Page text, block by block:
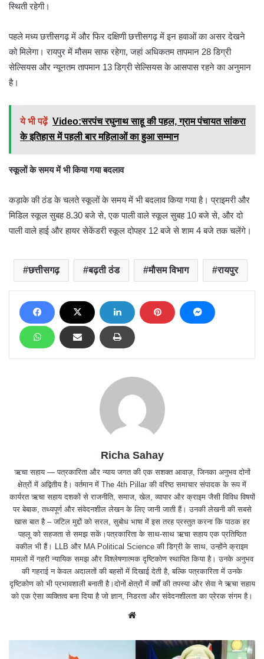
स्थिती रहेगी।
पहले मध्य छत्तीसगढ़ में और फिर दक्षिणी छत्तीसगढ़ में इन हवाओं का असर देखने
को मिलेगा। रायपुर में मौसम साफ रहेगा, जहां अधिकतम तापमान 28 डिग्री
सेल्सियस और न्यूनतम तापमान 13 डिग्री सेल्सियस के आसपास रहने का अनुमान
है।
ये भी पढ़ें Video:सरपंच रघुनाथ साहू की पहल, ग्राम पंचायत सांकरा
के इतिहास में पहली बार महिलाओं का हुआ सम्मान
स्कूलों के समय में भी किया गया बदलाव
कड़ाके की ठंड के चलते स्कूलों के समय में भी बदलाव किया गया है। प्राइमरी और
मिडिल स्कूल सुबह 8.30 बजे से, एक पाली वाले स्कूल सुबह 10 बजे से, और दो
पाली वाले हाई और हायर सेकेंडरी स्कूल दोपहर 12 बजे से शाम 4 बजे तक चलेंगे।
छत्तीसगढ़ बढ़ती ठंड मौसम विभाग रायपुर
Richa Sahay
ऋचा सहाय — पत्रकारिता और न्याय जगत की एक सशक्त आवाज़, जिनका अनुभव दोनों
क्षेत्रों में अद्वितीय है। वर्तमान में The 4th Pillar की वरिष्ठ समाचार संपादक के रूप में
कार्यरत ऋचा सहाय दशकों से राजनीति, समाज, खेल, व्यापार और क्राइम जैसी विविध विषयों
पर बेबाक, तथ्यपूर्ण और संवेदनशील लेखन के लिए जानी जाती हैं। उनकी लेखनी की सबसे
खास बात है – जटिल मुद्दों को सरल, सुबोध भाषा में इस तरह प्रस्तुत करना कि पाठक हर
पहलू को सहजता से समझ सकें।पत्रकारिता के साथ-साथ ऋचा सहाय एक प्रतिष्ठित
वकील भी हैं। LLB और MA Political Science की डिग्री के साथ, उन्होंने क्राइम
मामलों में गहरी न्यायिक समझ और विश्लेषणात्मक दृष्टिकोण स्थापित किया है। उनके अनुभव
की गहराई न केवल अदालतों की बहसों में दिखाई देती है, बल्कि पत्रकारिता में उनके
दृष्टिकोण को भी प्रभावशाली बनाती है।दोनों क्षेत्रों में वर्षों की तपस्या और सेवा ने ऋचा सहाय
को एक ऐसा व्यक्तित्व बना दिया है जो ज्ञान, निडरता और संवेदनशीलता का प्रेरक संगम है।
e